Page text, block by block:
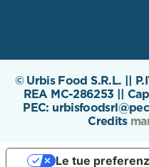
© Urbis Food S.R.L. ||
REA MC-286253 ||
PEC:
Credits
Le tue